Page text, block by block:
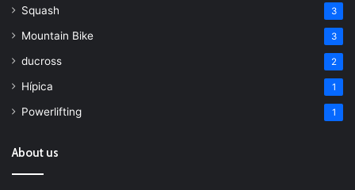
Squash 3
Mountain Bike 3
ducross 2
Hípica 1
Powerlifting 1
About us